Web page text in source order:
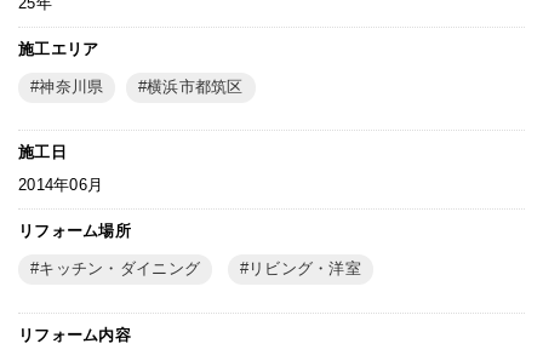
25年
施工エリア
神奈川県 横浜市都筑区
施工日
2014年06月
リフォーム場所
キッチン・ダイニング リビング・洋室
リフォーム内容